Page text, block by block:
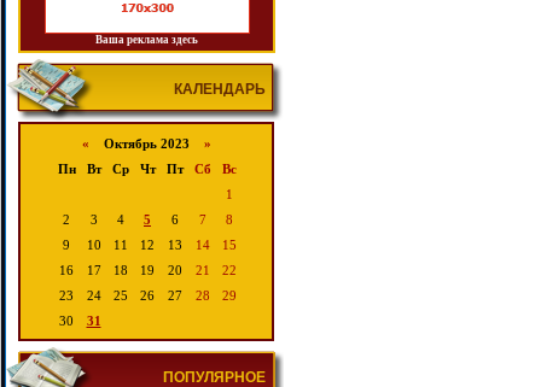
Ваша реклама здесь
КАЛЕНДАРЬ
« Октябрь 2023 »
Пн
Вт Ср Чт Пт Сб
Вс
1
2
3 4 5 6 7
8
9
10 11 12 13 14
15
16
17 18 19 20 21
22
23
24 25 26 27 28
29
30
31
ПОПУЛЯРНОЕ